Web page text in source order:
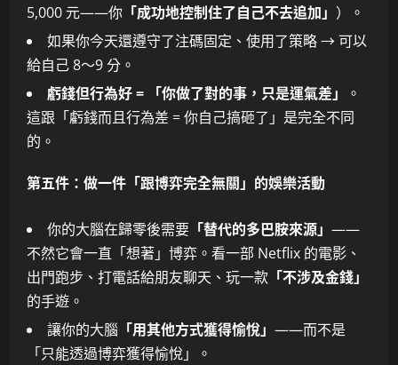
5,000 元——你 「成功地控制住了自己不去追加」 ）。
如果你今天還遵守了注碼固定、使用了策略 → 可以
給自己 8～9 分。
虧錢但行為好 = 「你做了對的事，只是運氣差」
。
這跟「虧錢而且行為差 = 你自己搞砸了」是完全不同
的。
第五件：做一件「跟博弈完全無關」的娛樂活動
你的大腦在歸零後需要 「替代的多巴胺來源」 ——
不然它會一直「想著」博弈。看一部 Netflix 的電影、
出門跑步、打電話給朋友聊天、玩一款 「不涉及金錢」
的手遊。
讓你的大腦 「用其他方式獲得愉悅」 ——而不是
「只能透過博弈獲得愉悅」。